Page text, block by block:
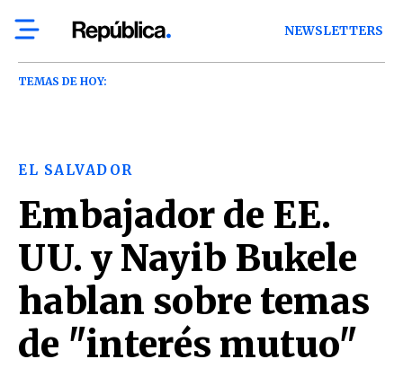
NEWSLETTERS
TEMAS DE HOY:
EL SALVADOR
Embajador de EE.
UU. y Nayib Bukele
hablan sobre temas
de "interés mutuo"